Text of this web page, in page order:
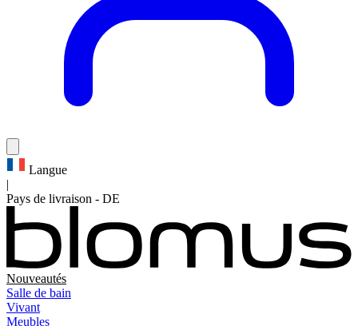
Langue
|
Pays de livraison - DE
Nouveautés
Salle de bain
Vivant
Meubles